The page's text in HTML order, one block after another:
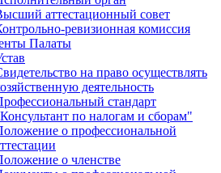
аттестационный совет
ревизионная комиссия
Палаты
на право осуществлять
деятельность
стандарт
по налогам и сборам"
о профессиональной
о членстве